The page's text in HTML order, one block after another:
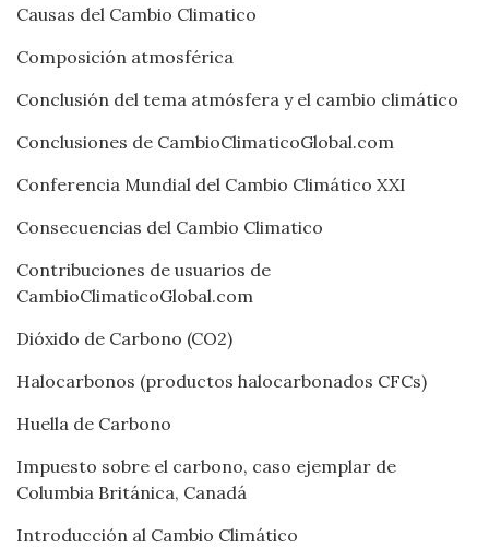
Causas del Cambio Climatico
Composición atmosférica
Conclusión del tema atmósfera y el cambio climático
Conclusiones de CambioClimaticoGlobal.com
Conferencia Mundial del Cambio Climático XXI
Consecuencias del Cambio Climatico
Contribuciones de usuarios de
CambioClimaticoGlobal.com
Dióxido de Carbono (CO2)
Halocarbonos (productos halocarbonados CFCs)
Huella de Carbono
Impuesto sobre el carbono, caso ejemplar de
Columbia Británica, Canadá
Introducción al Cambio Climático